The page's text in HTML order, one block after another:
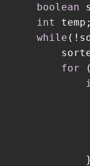
boolean
int
temp;
while
for (
            }